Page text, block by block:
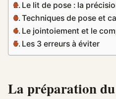
Le lit de pose : la
Techniques de pose et
Le jointoiement et le
Les 3 erreurs à éviter
La préparation